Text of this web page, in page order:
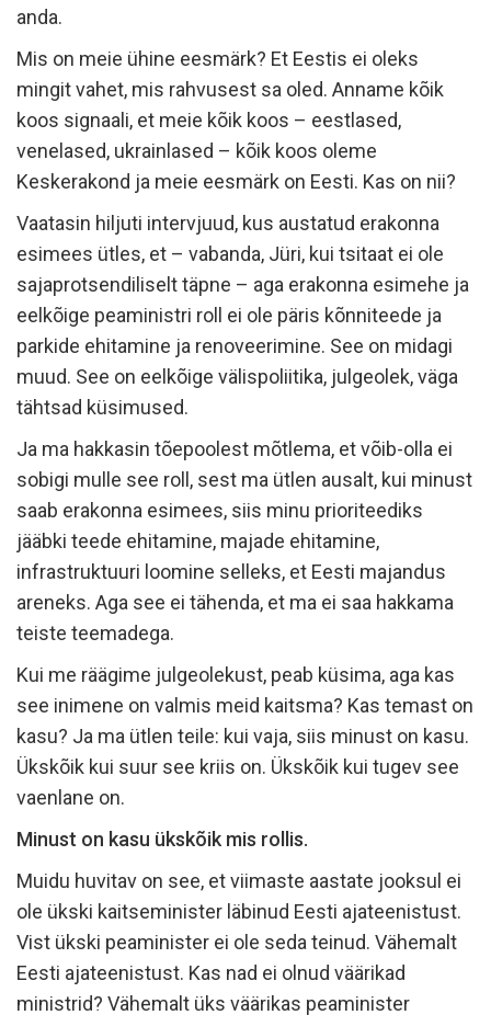
anda.
Mis on meie ühine eesmärk? Et Eestis ei oleks
mingit vahet, mis rahvusest sa oled. Anname kõik
koos signaali, et meie kõik koos – eestlased,
venelased, ukrainlased – kõik koos oleme
Keskerakond ja meie eesmärk on Eesti. Kas on nii?
Vaatasin hiljuti intervjuud, kus austatud erakonna
esimees ütles, et – vabanda, Jüri, kui tsitaat ei ole
sajaprotsendiliselt täpne – aga erakonna esimehe ja
eelkõige peaministri roll ei ole päris kõnniteede ja
parkide ehitamine ja renoveerimine. See on midagi
muud. See on eelkõige välispoliitika, julgeolek, väga
tähtsad küsimused.
Ja ma hakkasin tõepoolest mõtlema, et võib-olla ei
sobigi mulle see roll, sest ma ütlen ausalt, kui minust
saab erakonna esimees, siis minu prioriteediks
jääbki teede ehitamine, majade ehitamine,
infrastruktuuri loomine selleks, et Eesti majandus
areneks. Aga see ei tähenda, et ma ei saa hakkama
teiste teemadega.
Kui me räägime julgeolekust, peab küsima, aga kas
see inimene on valmis meid kaitsma? Kas temast on
kasu? Ja ma ütlen teile: kui vaja, siis minust on kasu.
Ükskõik kui suur see kriis on. Ükskõik kui tugev see
vaenlane on.
Minust on kasu ükskõik mis rollis.
Muidu huvitav on see, et viimaste aastate jooksul ei
ole ükski kaitseminister läbinud Eesti ajateenistust.
Vist ükski peaminister ei ole seda teinud. Vähemalt
Eesti ajateenistust. Kas nad ei olnud väärikad
ministrid? Vähemalt üks väärikas peaminister